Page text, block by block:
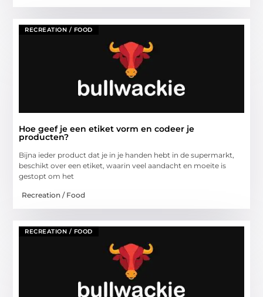
RECREATION / FOOD
Hoe geef je een etiket vorm en codeer je
producten?
Bijna ieder product dat je in je handen hebt in de supermarkt,
beschikt over een etiket, waarin veel aandacht en moeite is
gestopt om het
Recreation / Food
RECREATION / FOOD